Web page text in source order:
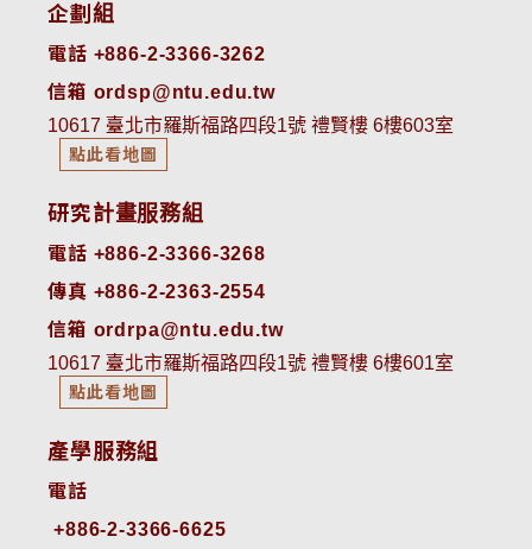
企劃組
電話 +886-2-3366-3262
信箱 ordsp@ntu.edu.tw
10617 臺北市羅斯福路四段1號 禮賢樓 6樓603室
點此看地圖
研究計畫服務組
電話 +886-2-3366-3268
傳真 +886-2-2363-2554
信箱 ordrpa@ntu.edu.tw
10617 臺北市羅斯福路四段1號 禮賢樓 6樓601室
點此看地圖
產學服務組
電話
+886-2-3366-6625